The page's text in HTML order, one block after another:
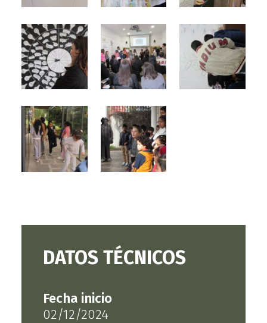
DATOS TÉCNICOS
Fecha inicio
02/12/2024